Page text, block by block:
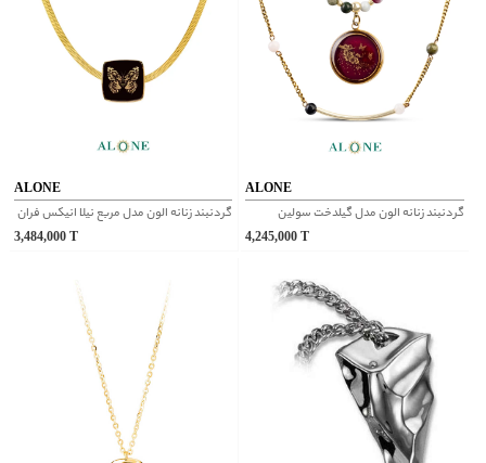
ALONE
گردنبند زنانه الون مدل مربع نيلا انيكس فران
3,484,000
ALONE
گردنبند زنانه الون مدل گیلدخت سولین
4,245,000